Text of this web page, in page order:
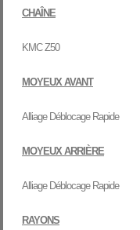
CHAÎNE
KMC Z50
MOYEUX AVANT
Alliage Déblocage Rapide
MOYEUX ARRIÈRE
Alliage Déblocage Rapide
RAYONS